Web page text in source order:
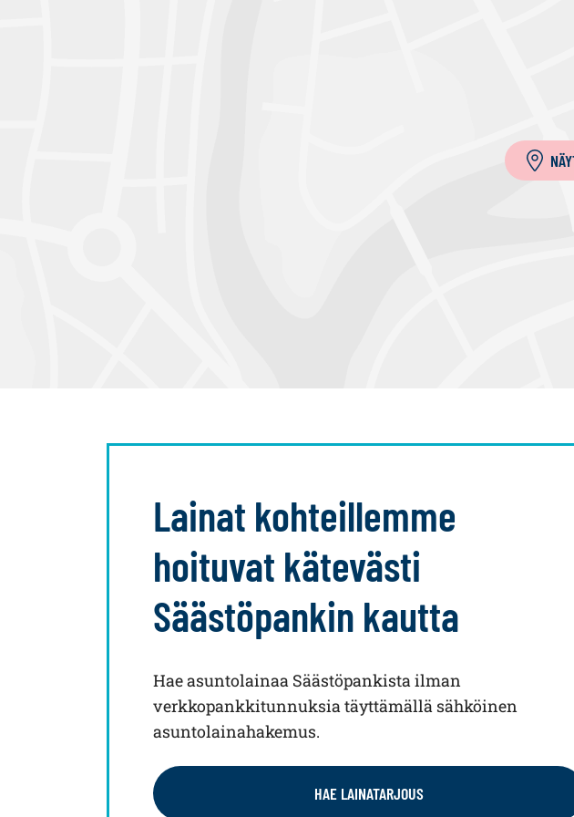
Lainat kohteillemme
hoituvat kätevästi
Säästöpankin kautta
Hae asuntolainaa Säästöpankista ilman
verkkopankkitunnuksia täyttämällä sähköinen
asuntolainahakemus.
HAE LAINATARJOUS